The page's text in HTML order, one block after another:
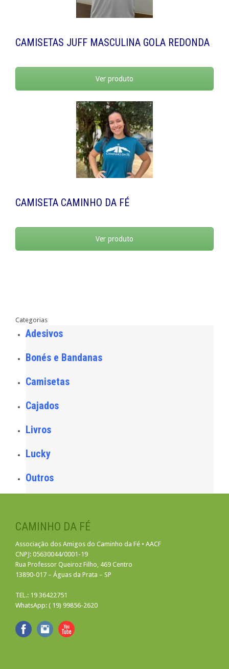
CAMISETAS JUFF MASCULINA GOLA REDONDA
Ver produto
CAMISETA CAMINHO DA FÉ
Ver produto
Categorias
Adesivos
Bonés e Bandanas
Camisetas
Cajados
Livros
Lucky
Outros
CAMINHO DA FÉ
Associação dos Amigos do Caminho da Fé • AACF
CNPJ: 05630044/0001-19
Rua Professor Queiroz Filho, 469 Centro
13890-017 – Águas da Prata – SP
TEL.: 19 36422751
WhatsApp: ( 19) 99856-2620